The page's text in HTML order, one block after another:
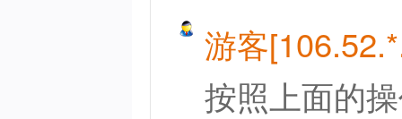
游客
按照上面的